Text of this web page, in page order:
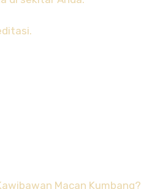
Macan Kumbang?